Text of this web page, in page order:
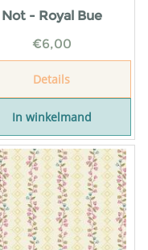
Not - Royal Bue
€6,00
Details
In winkelmand